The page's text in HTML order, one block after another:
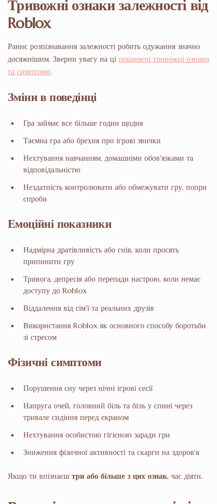
Тривожні ознаки залежності від
Roblox
Раннє розпізнавання залежності робить одужання значно
досяжнішим. Зверни увагу на ці поширені тривожні ознаки
та симптоми.
Зміни в поведінці
Гра займає все більше годин щодня
Таємна гра або брехня про ігрові звички
Нехтування навчанням, домашніми обов'язками та
відповідальністю
Нездатність контролювати або обмежувати гру, попри
спроби
Емоційні показники
Надмірна дратівливість або гнів, коли просять
припинити гру
Тривога, депресія або перепади настрою, коли немає
доступу до Roblox
Віддалення від сім'ї та реальних друзів
Використання Roblox як основного способу боротьби
зі стресом
Фізичні симптоми
Порушення сну через нічні ігрові сесії
Напруга очей, головний біль та біль у спині через
тривале сидіння перед екраном
Нехтування особистою гігієною заради гри
Зниження фізичної активності та скарги на здоров'я
Якщо ти впізнаєш три або більше з цих ознак, час діяти.